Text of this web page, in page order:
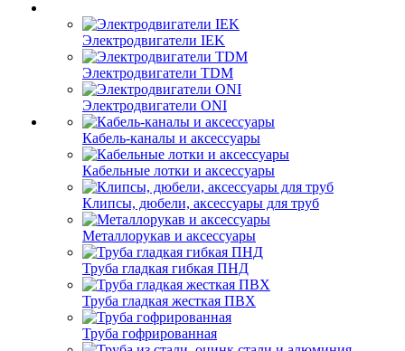
Электродвигатели IEK
Электродвигатели TDM
Электродвигатели ONI
Кабель-каналы и аксессуары
Кабельные лотки и аксессуары
Клипсы, дюбели, аксессуары для труб
Металлорукав и аксессуары
Труба гладкая гибкая ПНД
Труба гладкая жесткая ПВХ
Труба гофрированная